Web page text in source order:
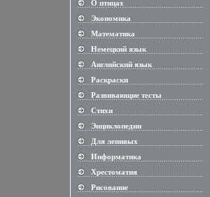
О птицах
............................................................
Экономика
............................................................
Математика
............................................................
Немецкий язык
............................................................
Английский язык
............................................................
Раскраски
............................................................
Развивающие тесты
............................................................
Стихи
............................................................
Энциклопедии
............................................................
Для ленивых
............................................................
Информатика
............................................................
Хрестоматия
............................................................
Рисование
............................................................